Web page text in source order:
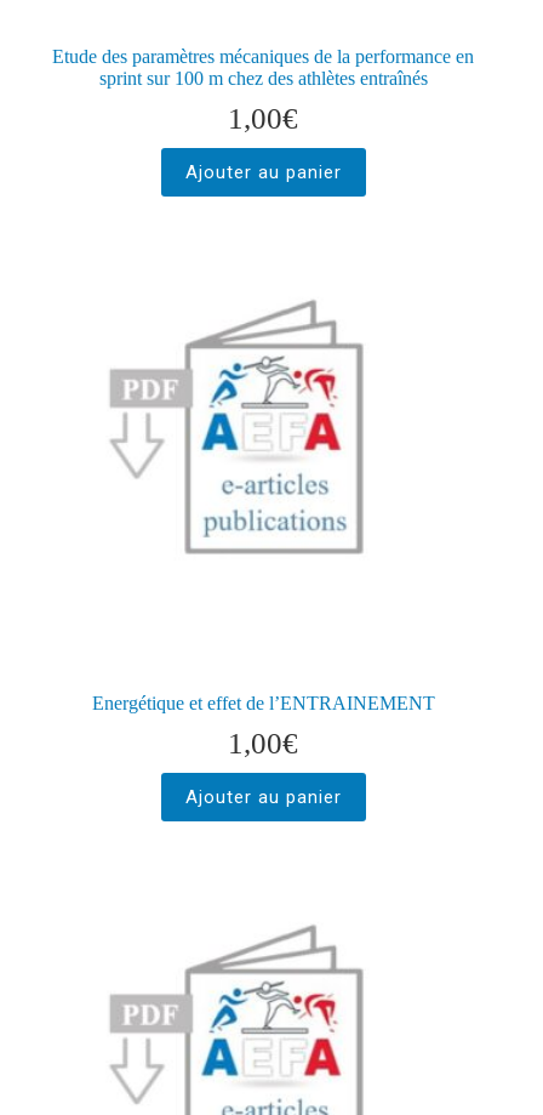
Etude des paramètres mécaniques de la performance en
sprint sur 100 m chez des athlètes entraînés
1,00€
Ajouter au panier
Energétique et effet de l’ENTRAINEMENT
1,00€
Ajouter au panier